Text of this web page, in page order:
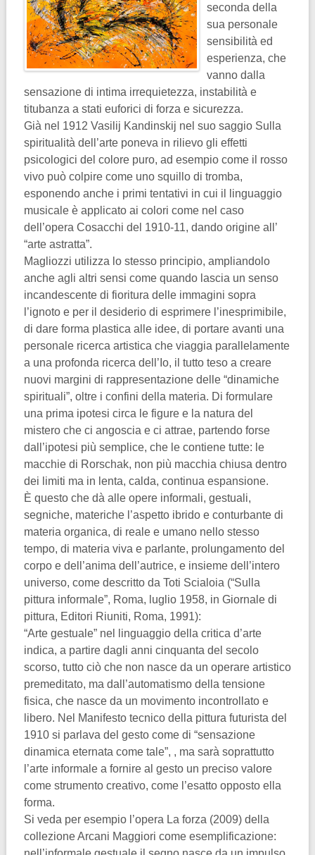
seconda della
sua personale
sensibilità ed
esperienza, che
vanno dalla
sensazione di intima irrequietezza, instabilità e
titubanza a stati euforici di forza e sicurezza.
Già nel 1912 Vasilij Kandinskij nel suo saggio Sulla
spiritualità dell’arte poneva in rilievo gli effetti
psicologici del colore puro, ad esempio come il rosso
vivo può colpire come uno squillo di tromba,
esponendo anche i primi tentativi in cui il linguaggio
musicale è applicato ai colori come nel caso
dell’opera Cosacchi del 1910-11, dando origine all’
“arte astratta”.
Magliozzi utilizza lo stesso principio, ampliandolo
anche agli altri sensi come quando lascia un senso
incandescente di fioritura delle immagini sopra
l’ignoto e per il desiderio di esprimere l’inesprimibile,
di dare forma plastica alle idee, di portare avanti una
personale ricerca artistica che viaggia parallelamente
a una profonda ricerca dell’Io, il tutto teso a creare
nuovi margini di rappresentazione delle “dinamiche
spirituali”, oltre i confini della materia. Di formulare
una prima ipotesi circa le figure e la natura del
mistero che ci angoscia e ci attrae, partendo forse
dall’ipotesi più semplice, che le contiene tutte: le
macchie di Rorschak, non più macchia chiusa dentro
dei limiti ma in lenta, calda, continua espansione.
È questo che dà alle opere informali, gestuali,
segniche, materiche l’aspetto ibrido e conturbante di
materia organica, di reale e umano nello stesso
tempo, di materia viva e parlante, prolungamento del
corpo e dell’anima dell’autrice, e insieme dell’intero
universo, come descritto da Toti Scialoia (“Sulla
pittura informale”, Roma, luglio 1958, in Giornale di
pittura, Editori Riuniti, Roma, 1991):
“Arte gestuale” nel linguaggio della critica d’arte
indica, a partire dagli anni cinquanta del secolo
scorso, tutto ciò che non nasce da un operare artistico
premeditato, ma dall’automatismo della tensione
fisica, che nasce da un movimento incontrollato e
libero. Nel Manifesto tecnico della pittura futurista del
1910 si parlava del gesto come di “sensazione
dinamica eternata come tale”, , ma sarà soprattutto
l’arte informale a fornire al gesto un preciso valore
come strumento creativo, come l’esatto opposto ella
forma.
Si veda per esempio l’opera La forza (2009) della
collezione Arcani Maggiori come esemplificazione: